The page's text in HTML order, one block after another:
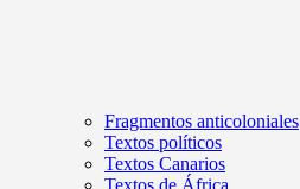
Fragmentos anticoloniales
Textos políticos
Textos Canarios
Textos de África